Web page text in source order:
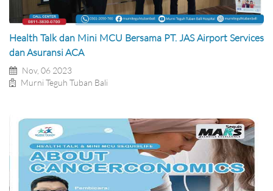
Health Talk dan Mini MCU Bersama PT. JAS Airport Services
dan Asuransi ACA
Nov, 06 2023
Murni Teguh Tuban Bali